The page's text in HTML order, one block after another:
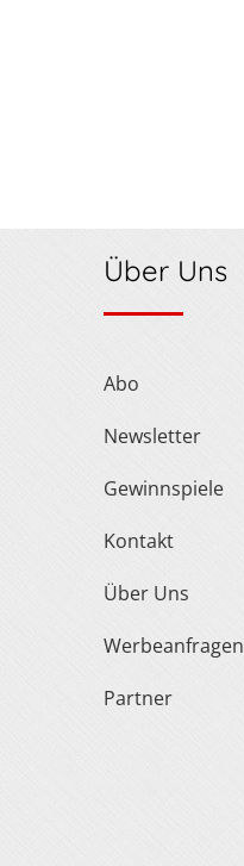
Über Uns
Abo
Newsletter
Gewinnspiele
Kontakt
Über Uns
Werbeanfragen
Partner